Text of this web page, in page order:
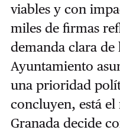
viables y con
miles de firmas
demanda clara
Ayuntamiento
una prioridad
concluyen, está
Granada decide